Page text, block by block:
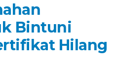
Bintuni
Hilang